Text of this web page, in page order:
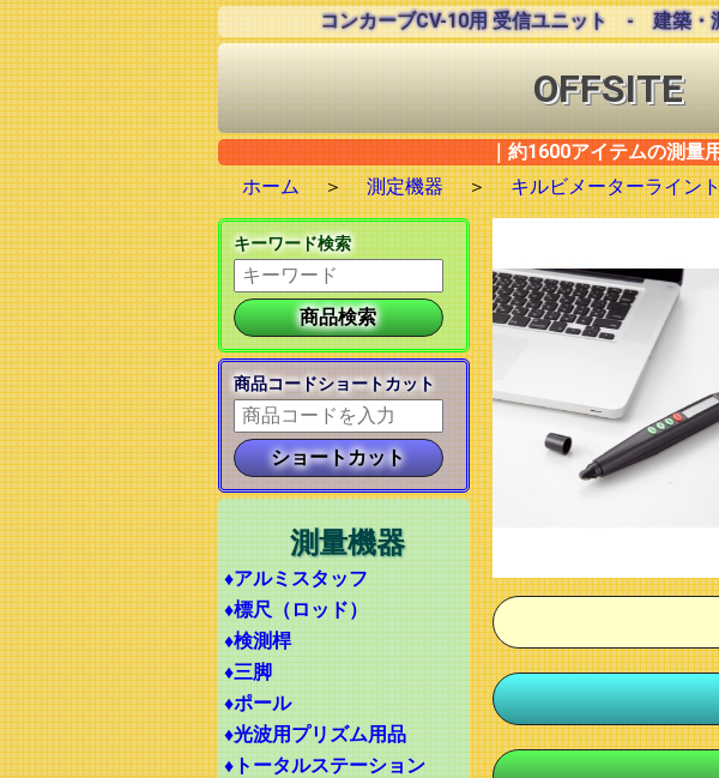
コンカーブCV-10用 受信ユニット - 建築・
OFFSITE
｜約1600アイテムの測量
ホーム
＞ 測定機器 ＞ キルビメーターライン
キーワード検索
商品コードショートカット
測量機器
♦アルミスタッフ
♦標尺（ロッド）
♦検測桿
♦三脚
♦ポール
♦光波用プリズム用品
♦トータルステーション